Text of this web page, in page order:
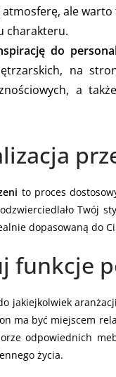
ale
charakteru.
do
na
a
to proces
Twój
dopasowaną do
funkcje
jakiejkolwiek
ma być miejscem
odpowiednich
życia.